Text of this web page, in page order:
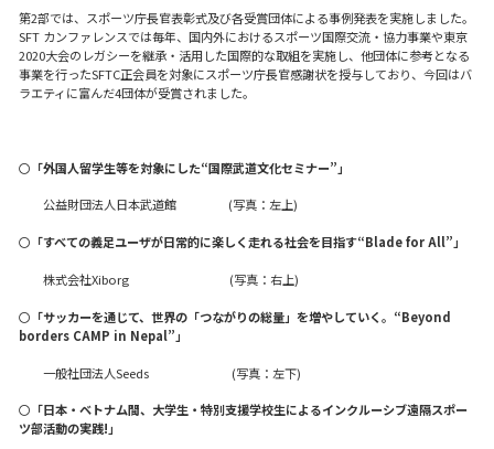
第2部では、スポーツ庁長官表彰式及び各受賞団体による事例発表を実施しました。
SFT カンファレンスでは毎年、国内外におけるスポーツ国際交流・協力事業や東京
2020大会のレガシーを継承・活用した国際的な取組を実施し、他団体に参考となる
事業を行ったSFTC正会員を対象にスポーツ庁長官感謝状を授与しており、今回はバ
ラエティに富んだ4団体が受賞されました。
〇 「外国人留学生等を対象にした“国際武道文化セミナー”」
公益財団法人日本武道館 (写真：左上)
〇 「すべての義足ユーザが日常的に楽しく走れる社会を目指す“Blade for All”」
株式会社Xiborg (写真：右上)
〇 「サッカーを通じて、世界の「つながりの総量」を増やしていく。“Beyond
borders CAMP in Nepal”」
一般社団法人Seeds (写真：左下)
〇 「日本・ベトナム間、大学生・特別支援学校生によるインクルーシブ遠隔スポー
ツ部活動の実践!」